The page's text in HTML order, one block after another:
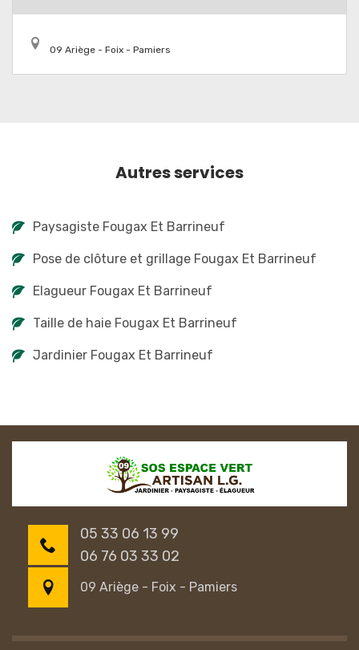
09 Ariège - Foix - Pamiers
Autres services
Paysagiste Fougax Et Barrineuf
Pose de clôture et grillage Fougax Et Barrineuf
Elagueur Fougax Et Barrineuf
Taille de haie Fougax Et Barrineuf
Jardinier Fougax Et Barrineuf
05 33 06 13 99
06 76 03 33 02
09 Ariège - Foix - Pamiers